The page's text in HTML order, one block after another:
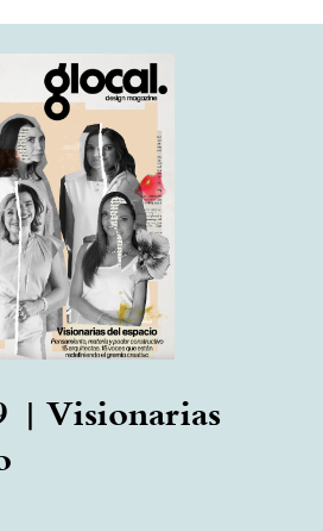
| Visionarias